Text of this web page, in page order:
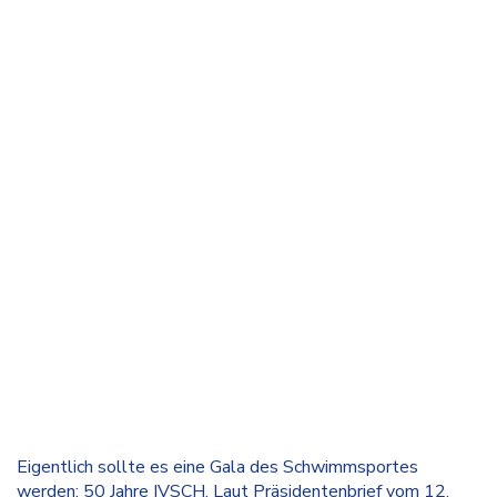
Eigentlich sollte es eine Gala des Schwimmsportes
werden: 50 Jahre IVSCH. Laut Präsidentenbrief vom 12.